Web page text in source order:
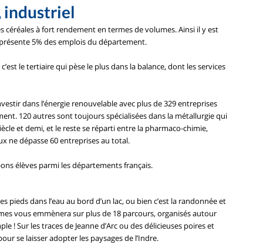
industriel
céréales à fort rendement en termes de volumes. Ainsi il y est
5% des emplois du département.
le tertiaire qui pèse le plus dans la balance, dont les services
dans l’énergie renouvelable avec plus de 329 entreprises
120 autres sont toujours spécialisées dans la métallurgie qui
et demi, et le reste se réparti entre la pharmaco-chimie,
ne dépasse 60 entreprises au total.
élèves parmi les départements français.
dans l’eau au bord d’un lac, ou bien c’est la randonnée et
vous emmènera sur plus de 18 parcours, organisés autour
! Sur les traces de Jeanne d’Arc ou des délicieuses poires et
se laisser adopter les paysages de l’Indre.